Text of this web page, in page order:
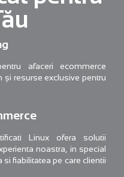
afaceri ecommerce
și resurse exclusive pentru
Linux ofera solutii
noastra, in special
fiabilitatea pe care clientii